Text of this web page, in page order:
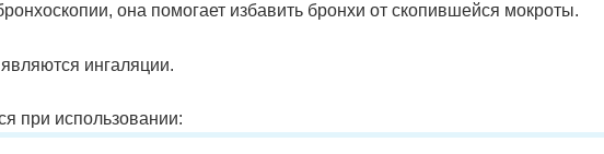
она помогает избавить бронхи от скопившейся мокроты.
ингаляции.
при использовании: